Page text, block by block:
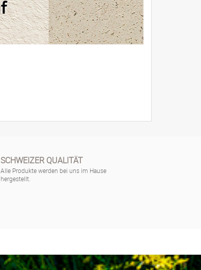
SCHWEIZER QUALITÄT
Alle Produkte werden bei uns im Hause
hergestellt.